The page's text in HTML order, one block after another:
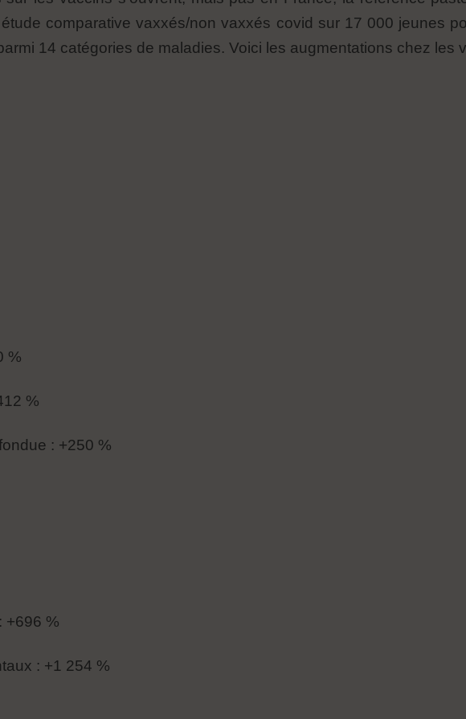
comparative vaxxés/non vaxxés covid sur 17 000 jeunes
14 catégories de maladies. Voici les augmentations chez les
%
%
: +250 %
+696 %
: +1 254 %